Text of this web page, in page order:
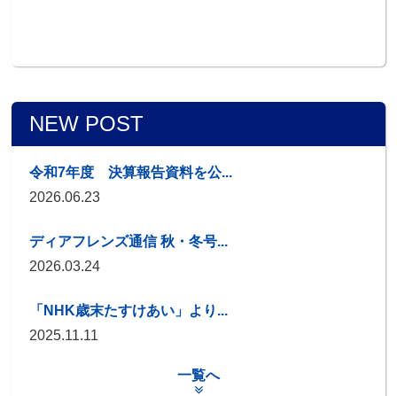
NEW POST
令和7年度 決算報告資料を公...
2026.06.23
ディアフレンズ通信 秋・冬号...
2026.03.24
「NHK歳末たすけあい」より...
2025.11.11
一覧へ